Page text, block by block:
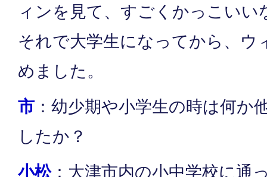
ィンを見て、すごくかっこいい
それで大学生になってから、ウ
めました。
市 ：幼少期や小学生の時は何か
したか？
小松：大津市内の小中学校に通